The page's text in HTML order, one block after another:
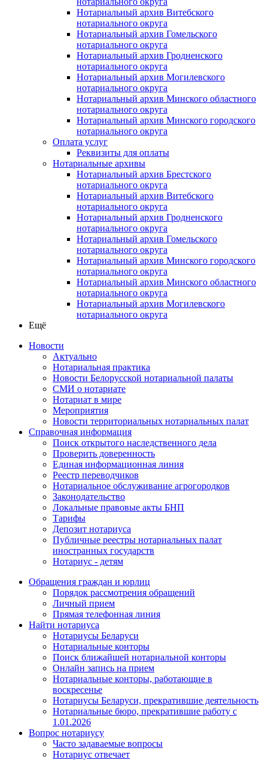
Нотариальный архив Витебского
нотариального округа
Нотариальный архив Гомельского
нотариального округа
Нотариальный архив Гродненского
нотариального округа
Нотариальный архив Могилевского
нотариального округа
Нотариальный архив Минского областного
нотариального округа
Нотариальный архив Минского городского
нотариального округа
Оплата услуг
Реквизиты для оплаты
Нотариальные архивы
Нотариальный архив Брестского
нотариального округа
Нотариальный архив Витебского
нотариального округа
Нотариальный архив Гродненского
нотариального округа
Нотариальный архив Гомельского
нотариального округа
Нотариальный архив Минского городского
нотариального округа
Нотариальный архив Минского областного
нотариального округа
Нотариальный архив Могилевского
нотариального округа
Ещё
Новости
Актуально
Нотариальная практика
Новости Белорусской нотариальной палаты
СМИ о нотариате
Нотариат в мире
Мероприятия
Новости территориальных нотариальных палат
Справочная информация
Поиск открытого наследственного дела
Проверить доверенность
Единая информационная линия
Реестр переводчиков
Нотариальное обслуживание агрогородков
Законодательство
Локальные правовые акты БНП
Тарифы
Депозит нотариуса
Публичные реестры нотариальных палат
иностранных государств
Нотариус - детям
Обращения граждан и юрлиц
Порядок рассмотрения обращений
Личный прием
Прямая телефонная линия
Найти нотариуса
Нотариусы Беларуси
Нотариальные конторы
Поиск ближайшей нотариальной конторы
Онлайн запись на прием
Нотариальные конторы, работающие в
воскресенье
Нотариусы Беларуси, прекратившие деятельность
Нотариальные бюро, прекратившие работу с
1.01.2026
Вопрос нотариусу
Часто задаваемые вопросы
Нотариус отвечает